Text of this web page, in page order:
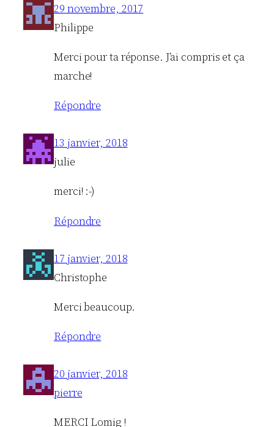
29 novembre, 2017
Philippe
Merci pour ta réponse. J’ai compris et ça
marche!
Répondre
13 janvier, 2018
julie
merci! :-)
Répondre
17 janvier, 2018
Christophe
Merci beaucoup.
Répondre
20 janvier, 2018
pierre
MERCI Lomig !